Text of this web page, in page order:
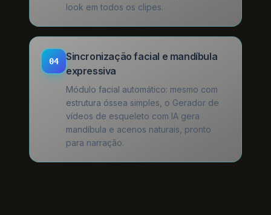
look em todos os clipes.
04
Sincronização facial e mandíbula
expressiva
Módulo facial automático: mesmo com
estrutura óssea simples, o Gerador de
vídeos de esqueleto com IA gera
mandíbula e acenos naturais, pronto
para narração.